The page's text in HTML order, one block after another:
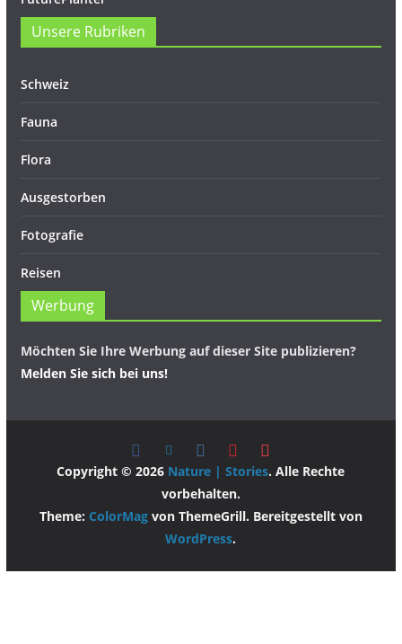
Unsere Rubriken
Schweiz
Fauna
Flora
Ausgestorben
Fotografie
Reisen
Werbung
Möchten Sie Ihre Werbung auf dieser Site publizieren?
Melden Sie sich bei uns!
Copyright © 2026 Nature | Stories. Alle Rechte
vorbehalten.
Theme: ColorMagvon ThemeGrill. Bereitgestellt von
WordPress.